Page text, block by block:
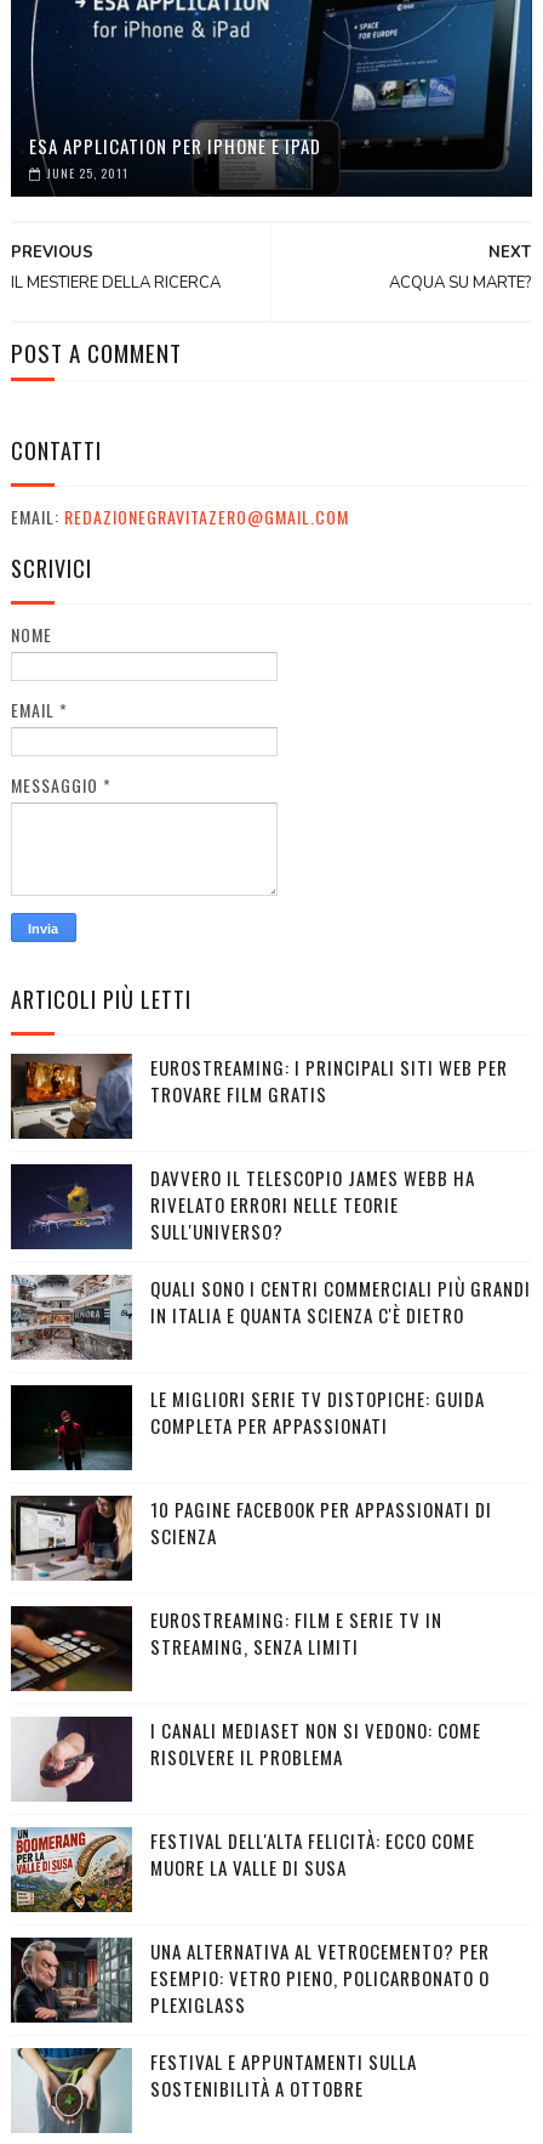
ESA APPLICATION PER IPHONE E IPAD
JUNE 25, 2011
NEXT
ACQUA SU MARTE?
PREVIOUS
IL MESTIERE DELLA RICERCA
POST A COMMENT
CONTATTI
EMAIL: REDAZIONEGRAVITAZERO@GMAIL.COM
SCRIVICI
NOME
EMAIL *
MESSAGGIO *
ARTICOLI PIÙ LETTI
EUROSTREAMING: I PRINCIPALI SITI WEB PER
TROVARE FILM GRATIS
DAVVERO IL TELESCOPIO JAMES WEBB HA
RIVELATO ERRORI NELLE TEORIE
SULL'UNIVERSO?
QUALI SONO I CENTRI COMMERCIALI PIÙ GRANDI
IN ITALIA E QUANTA SCIENZA C'È DIETRO
LE MIGLIORI SERIE TV DISTOPICHE: GUIDA
COMPLETA PER APPASSIONATI
10 PAGINE FACEBOOK PER APPASSIONATI DI
SCIENZA
EUROSTREAMING: FILM E SERIE TV IN
STREAMING, SENZA LIMITI
I CANALI MEDIASET NON SI VEDONO: COME
RISOLVERE IL PROBLEMA
FESTIVAL DELL'ALTA FELICITÀ: ECCO COME
MUORE LA VALLE DI SUSA
UNA ALTERNATIVA AL VETROCEMENTO? PER
ESEMPIO: VETRO PIENO, POLICARBONATO O
PLEXIGLASS
FESTIVAL E APPUNTAMENTI SULLA
SOSTENIBILITÀ A OTTOBRE